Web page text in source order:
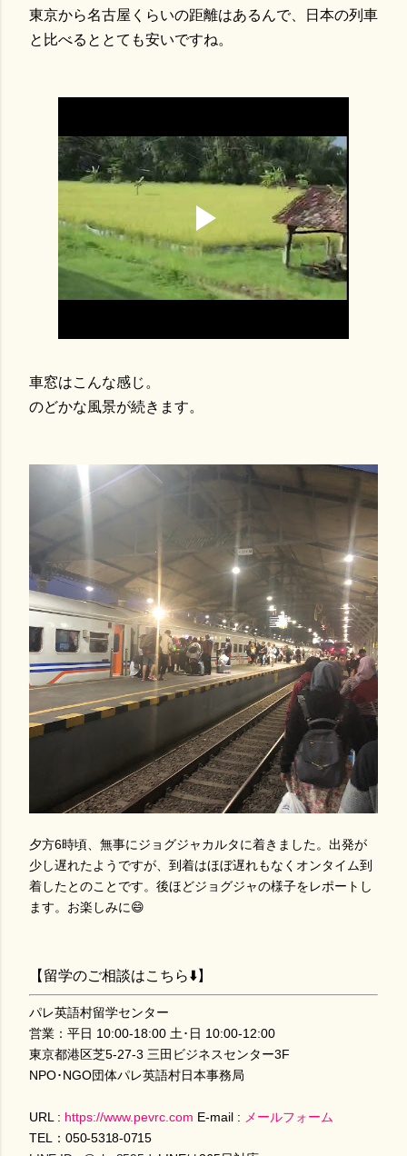
東京から名古屋くらいの距離はあるんで、日本の列車
と比べるととても安いですね。
車窓はこんな感じ。
のどかな風景が続きます。
夕方6時頃、無事にジョグジャカルタに着きました。出発が
少し遅れたようですが、到着はほぼ遅れもなくオンタイム到
着したとのことです。後ほどジョグジャの様子をレポートし
ます。お楽しみに😄
【留学のご相談はこちら⬇️】
パレ英語村留学センター
営業：平日 10:00-18:00 土･日 10:00-12:00
東京都港区芝5-27-3 三田ビジネスセンター3F
NPO･NGO団体パレ英語村日本事務局
URL : https://www.pevrc.com E-mail : メールフォーム
TEL： 050-5318-0715